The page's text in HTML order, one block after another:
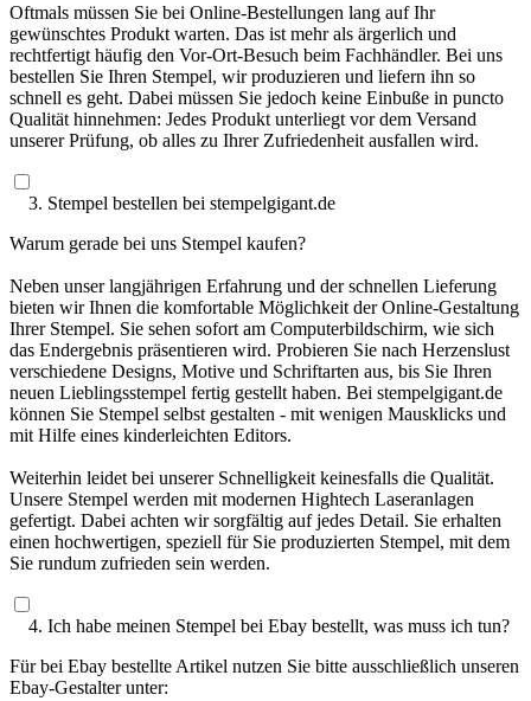
Oftmals müssen Sie bei Online-Bestellungen lang auf Ihr
gewünschtes Produkt warten. Das ist mehr als ärgerlich und
rechtfertigt häufig den Vor-Ort-Besuch beim Fachhändler. Bei uns
bestellen Sie Ihren Stempel, wir produzieren und liefern ihn so
schnell es geht. Dabei müssen Sie jedoch keine Einbuße in puncto
Qualität hinnehmen: Jedes Produkt unterliegt vor dem Versand
unserer Prüfung, ob alles zu Ihrer Zufriedenheit ausfallen wird.
3. Stempel bestellen bei stempelgigant.de
Warum gerade bei uns Stempel kaufen?
Neben unser langjährigen Erfahrung und der schnellen Lieferung
bieten wir Ihnen die komfortable Möglichkeit der Online-Gestaltung
Ihrer Stempel. Sie sehen sofort am Computerbildschirm, wie sich
das Endergebnis präsentieren wird. Probieren Sie nach Herzenslust
verschiedene Designs, Motive und Schriftarten aus, bis Sie Ihren
neuen Lieblingsstempel fertig gestellt haben. Bei stempelgigant.de
können Sie Stempel selbst gestalten - mit wenigen Mausklicks und
mit Hilfe eines kinderleichten Editors.
Weiterhin leidet bei unserer Schnelligkeit keinesfalls die Qualität.
Unsere Stempel werden mit modernen Hightech Laseranlagen
gefertigt. Dabei achten wir sorgfältig auf jedes Detail. Sie erhalten
einen hochwertigen, speziell für Sie produzierten Stempel, mit dem
Sie rundum zufrieden sein werden.
4. Ich habe meinen Stempel bei Ebay bestellt, was muss ich tun?
Für bei Ebay bestellte Artikel nutzen Sie bitte ausschließlich unseren
Ebay-Gestalter unter: